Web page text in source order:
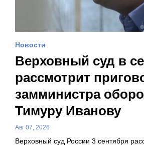
Новости
Верховный суд в
рассмотрит
замминистра
Тимуру Иванову
Авг 07, 2026
Верховный суд России 3 сентября